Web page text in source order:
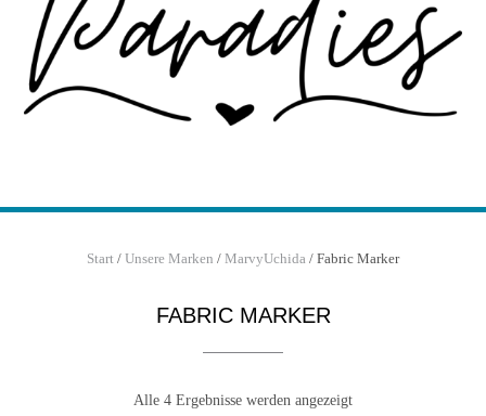
Start / Unsere Marken / MarvyUchida / Fabric Marker
FABRIC MARKER
Alle 4 Ergebnisse werden angezeigt